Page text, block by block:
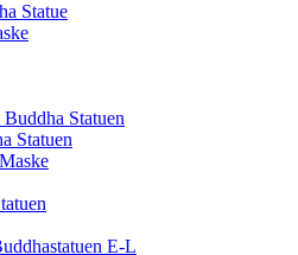
Statue
Statuen
Statuen
E-L